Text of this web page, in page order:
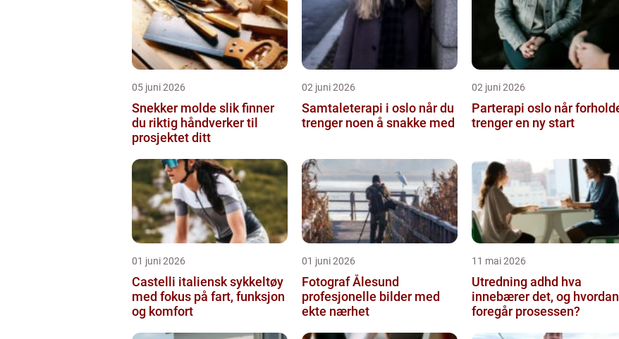
05 juni 2026
Snekker molde slik finner
du riktig håndverker til
prosjektet ditt
02 juni 2026
Samtaleterapi i oslo når du
trenger noen å snakke med
02 juni 2026
Parterapi oslo når forholdet
trenger en ny start
01 juni 2026
Castelli italiensk sykkeltøy
med fokus på fart, funksjon
og komfort
01 juni 2026
Fotograf Ålesund
profesjonelle bilder med
ekte nærhet
11 mai 2026
Utredning adhd hva
innebærer det, og hvordan
foregår prosessen?